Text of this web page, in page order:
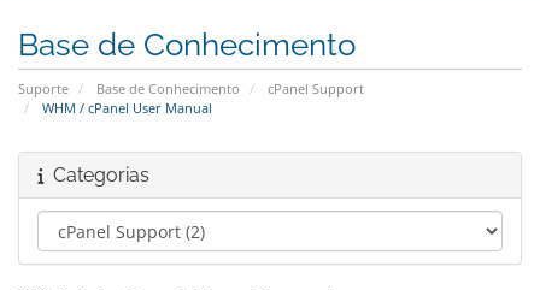
Base de Conhecimento
Suporte Base de Conhecimento
cPanel Support
WHM / cPanel User Manual
Categorias